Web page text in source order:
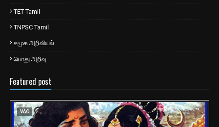
TET Tamil
TNPSC Tamil
சமூக அறிவியல்
பொது அறிவு
Featured post
VAO